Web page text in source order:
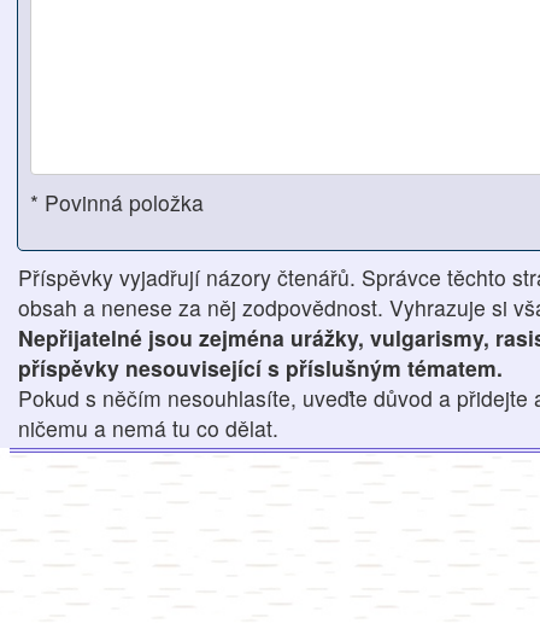
* Povinná položka
Příspěvky vyjadřují názory čtenářů. Správce těchto
obsah a nenese za něj zodpovědnost. Vyhrazuje si
Nepřijatelné jsou zejména urážky, vulgarismy,
příspěvky nesouvisející s příslušným tématem.
Pokud s něčím nesouhlasíte, uveďte důvod a přidejte
ničemu a nemá tu co dělat.